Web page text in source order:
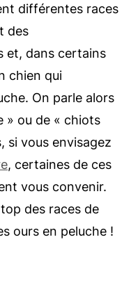
différentes races
des
et, dans certains
chien qui
On parle alors
» ou de « chiots
si vous envisagez
, certaines de ces
vous convenir.
des races de
ours en peluche !